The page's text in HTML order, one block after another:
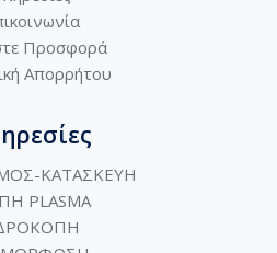
Προσφορά
Απορρήτου
ΚΑΤΑΣΚΕΥΗ
PLASMA